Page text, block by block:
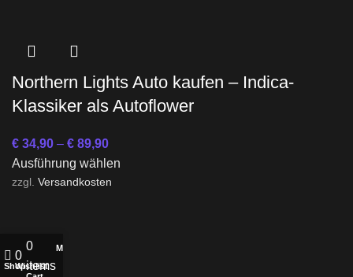
Northern Lights Auto kaufen – Indica-
Klassiker als Autoflower
€ 34,90 – € 89,90
Ausführung wählen
zzgl. Versandkosten
Shop
0
Wishlist
0
items
My account